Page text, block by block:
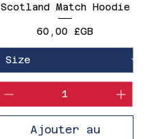
Scotland Match Hoodie
Prix
60,00 £GB
Ajouter au